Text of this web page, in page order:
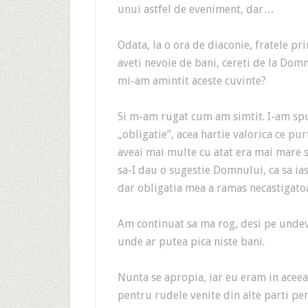
unui astfel de eveniment, dar…
Odata, la o ora de diaconie, fratele
aveti nevoie de bani, cereti de la
mi-am amintit aceste cuvinte?
Si m-am rugat cum am simtit. I-am
„obligatie”, acea hartie valorica ce
aveai mai multe cu atat era mai mare
sa-I dau o sugestie Domnului, ca sa
dar obligatia mea a ramas
Am continuat sa ma rog, desi pe
unde ar putea pica niste bani.
Nunta se apropia, iar eu eram in
pentru rudele venite din alte parti